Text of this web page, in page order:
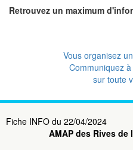
Retrouvez un maximum
Vous organisez
Communiquez
sur toute
Fiche INFO du 22/04/2024
AMAP des Rives de